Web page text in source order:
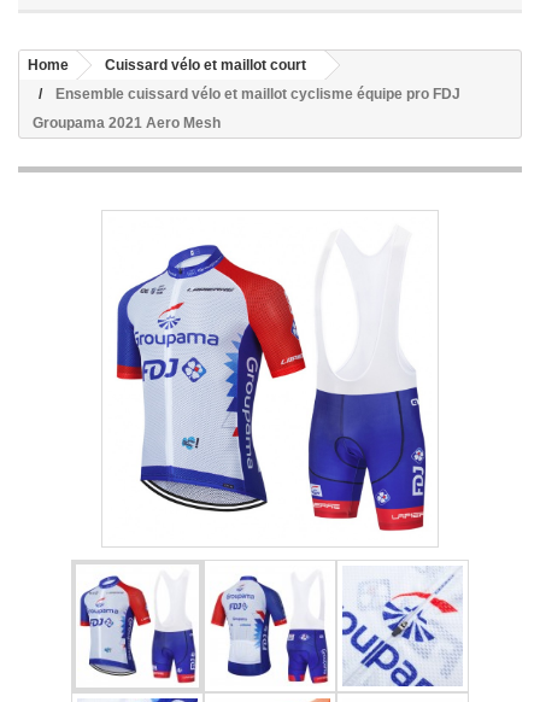
Home
Cuissard vélo et maillot court
Ensemble cuissard vélo et maillot cyclisme équipe pro FDJ
Groupama 2021 Aero Mesh